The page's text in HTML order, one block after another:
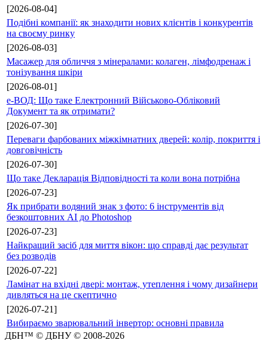
[2026-08-04]
Подібні компанії: як знаходити нових клієнтів і конкурентів
на своєму ринку
[2026-08-03]
Масажер для обличчя з мінералами: колаген, лімфодренаж і
тонізування шкіри
[2026-08-01]
е-ВОД: Що таке Електронний Військово-Обліковий
Документ та як отримати?
[2026-07-30]
Переваги фарбованих міжкімнатних дверей: колір, покриття і
довговічність
[2026-07-30]
Що таке Декларація Відповідності та коли вона потрібна
[2026-07-23]
Як прибрати водяний знак з фото: 6 інструментів від
безкоштовних AI до Photoshop
[2026-07-23]
Найкращий засіб для миття вікон: що справді дає результат
без розводів
[2026-07-22]
Ламінат на вхідні двері: монтаж, утеплення і чому дизайнери
дивляться на це скептично
[2026-07-21]
Вибираємо зварювальний інвертор: основні правила
ДБН™ © ДБНУ © 2008-2026